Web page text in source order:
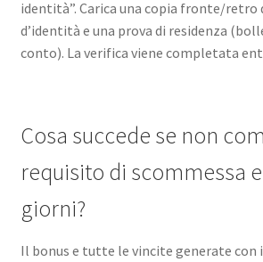
identità”. Carica una copia fronte/retro
d’identità e una prova di residenza
conto). La verifica viene completata
Cosa succede se non
requisito di scommessa
giorni?
Il bonus e tutte le vincite generate con